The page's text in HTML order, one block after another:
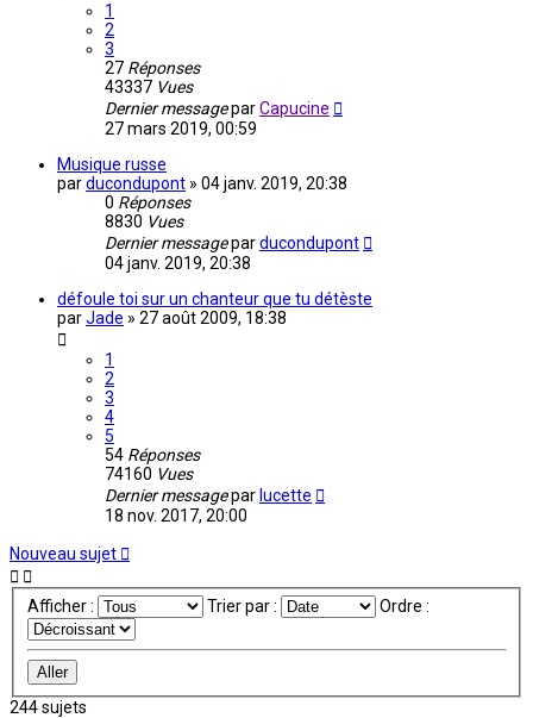
1
2
3
27 Réponses
43337 Vues
Dernier messageparCapucine
27 mars 2019, 00:59
Musique russe
parducondupont » 04 janv. 2019, 20:38
0 Réponses
8830 Vues
Dernier messageparducondupont
04 janv. 2019, 20:38
défoule toi sur un chanteur que tu détèste
parJade » 27 août 2009, 18:38
1
2
3
4
5
54 Réponses
74160 Vues
Dernier messagepar lucette
18 nov. 2017, 20:00
Nouveau sujet
Afficher : Trier par : Ordre :
244 sujets